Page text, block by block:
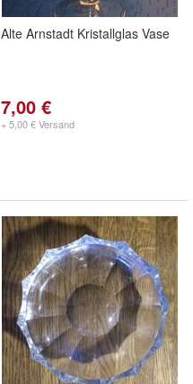
Alte Arnstadt Kristallglas Vase
7,00 €
+ 5,00 € Versand